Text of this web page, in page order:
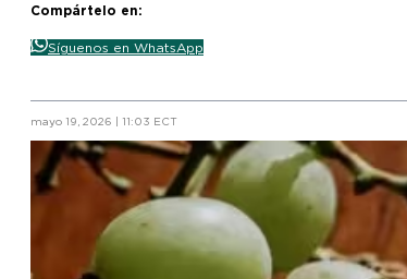
Compártelo en:
Síguenos en WhatsApp
mayo 19, 2026 | 11:03 ECT